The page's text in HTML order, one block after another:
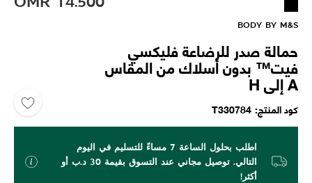
BODY BY M&S
حمالة صدر للرضاعة فليكسي
فيت™ بدون أسلاك من المقاس
A إلى H
كود المنتج T330784
اطلب بحلول الساعة 7 مساءً للتسليم في اليوم
التالي. توصيل مجاني عند التسوق بقيمة 30 د.ب أو
أكثر!